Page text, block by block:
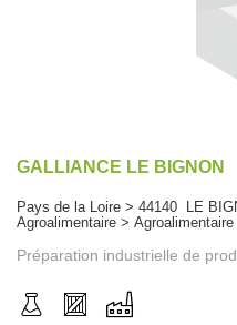
GALLIANCE LE BIGNON
Pays de la Loire > 44140 LE
Agroalimentaire > Agroalimentaire
Préparation industrielle de